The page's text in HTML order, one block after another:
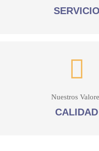
Nuestros
CALIDAD